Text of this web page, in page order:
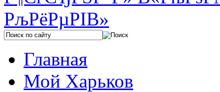
Главная
Мой Харьков